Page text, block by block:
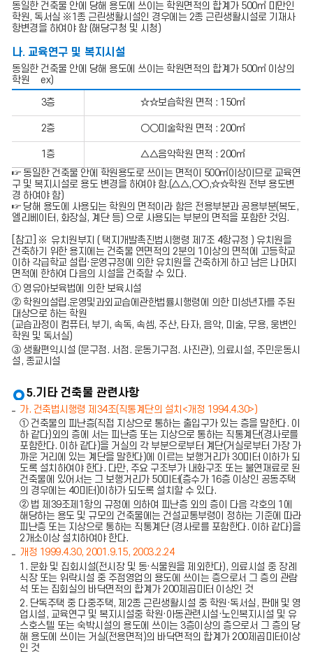
동일한 건축물 안에 당해 용도에 쓰이는 학원면적의 합계가 500㎡ 미만인
학원, 독서실 ※1종 근린생활시설인 경우에는 2종 근린생활시설로 기재사
항변경을 하여야 함 (해당구청 및 시청)
나. 교육연구 및 복지시설
동일한 건축물 안에 당해 용도에 쓰이는 학원면적의 합계가 500㎡ 이상의
학원 ex)
면
의
가
5
0
0
㎡
상
의
학
원
3층 ☆☆보습학원 면적 : 150㎡
2층 ○○미술학원 면적 : 200㎡
1층
△△음악학원 면적 : 200㎡
☞ 동일한 건축물 안에 학원용도로 쓰이는 면적이 500㎡이상이므로 교육연
구 및 복지시설로 용도 변경을 하여야 함.(△△,○○,☆☆학원 전부 용도변
경 하여야 함)
☞ 당해 용도에 사용되는 학원의 면적이라 함은 전용부분과 공용부분(복도,
엘리베이터, 화장실, 계단 등) 으로 사용되는 부분의 면적을 포함한 것임.
[참고]
유치원부지 ( 택지개발촉진법시행령 제7조 4항규정 ) 유치원을
건축하기 위한 용지에는 건축물 연면적의 2분의 1이상의 면적에 고등학교
이하 각급학교 설립·운영규정에 의한 유치원을 건축하게 하고 남은 나머지
면적에 한하여 다음의 시설을 건축할 수 있다.
① 영유아보육법에 의한 보육시설
② 학원의설립.운영및과외교습에관한법률시행령에 의한 미성년자를 주된
대상으로 하는 학원
(교습과정이 컴퓨터, 부기, 속독, 속셈, 주산, 타자, 음악, 미술, 무용, 웅변인
학원 및 독서실)
③ 생활편익시설 (문구점. 서점. 운동기구점. 사진관), 의료시설, 주민운동시
설, 종교시설
5.기타 건축물 관련사항
가. 건축법시행령 제34조(직통계단의 설치<개정 1994.4.30>)
① 건축물의 피난층(직접 지상으로 통하는 출입구가 있는 층을 말한다. 이
하 같다)외의 층에 서는 피난층 또는 지상으로 통하는 직통계단(경사로를
포함한다. 이하 같다)을 거실의 각 부분으로부터 계단(거실로부터 가장 가
까운 거리에 있는 계단을 말한다)에 이르는 보행거리가 30미터 이하가 되
도록 설치하여야 한다. 다만, 주요 구조부가 내화구조 또는 불연재료로 된
건축물에 있어서는 그 보행거리가 50미터(층수가 16층 이상인 공동주택
의 경우에는 40미터)이하가 되도록 설치할 수 있다.
② 법 제39조제1항의 규정에 의하여 피난층 외의 층이 다음 각호의 1에
해당하는 용도 및 규모의 건축물에는 건설교통부령이 정하는 기준에 따라
피난층 또는 지상으로 통하는 직통계단 (경사로를 포함한다. 이하 같다)을
2개소이상 설치하여야 한다.
개정 1999.4.30, 2001.9.15, 2003.2.24
1. 문화 및 집회시설(전시장 및 동·식물원을 제외한다), 의료시설 중 장례
식장 또는 위락시설 중 주점영업의 용도에 쓰이는 층으로서 그 층의 관람
석 또는 집회실의 바닥면적의 합계가 200제곱미터 이상인 것
2. 단독주택 중 다중주택, 제2종 근린생활시설 중 학원·독서실, 판매 및 영
업시설, 교육연구 및 복지시설중 학원·아동관련시설·노인복지시설 및 유
스호스텔 또는 숙박시설의 용도에 쓰이는 3층이상의 층으로서 그 층의 당
해 용도에 쓰이는 거실(전용면적)의 바닥면적의 합계가 200제곱미터이상
인 것